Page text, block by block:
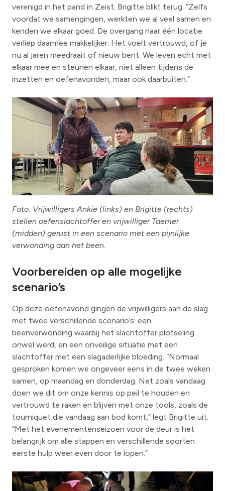
verenigd in het pand in Zeist. Brigitte blikt terug: “Zelfs
voordat we samengingen, werkten we al veel samen en
kenden we elkaar goed. De overgang naar één locatie
verliep daarmee makkelijker. Het voelt vertrouwd, of je
nu al jaren meedraait of nieuw bent. We leven echt met
elkaar mee en steunen elkaar, niet alleen tijdens de
inzetten en oefenavonden, maar ook daarbuiten.”
Foto: Vrijwilligers Ankie (links) en Brigitte (rechts)
stellen oefenslachtoffer en vrijwilliger Taemer
(midden) gerust in een scenario met een pijnlijke
verwonding aan het been.
Voorbereiden op alle mogelijke
scenario’s
Op deze oefenavond gingen de vrijwilligers aan de slag
met twee verschillende scenario’s: een
beenverwonding waarbij het slachtoffer plotseling
onwel werd, en een onveilige situatie met een
slachtoffer met een slagaderlijke bloeding. “Normaal
gesproken komen we ongeveer eens in de twee weken
samen, op maandag en donderdag. Net zoals vandaag
doen we dit om onze kennis op peil te houden en
vertrouwd te raken en blijven met onze tools, zoals de
tourniquet die vandaag aan bod komt,” legt Brigitte uit.
“Met het evenementenseizoen voor de deur is het
belangrijk om alle stappen en verschillende soorten
eerste hulp weer even door te lopen.”